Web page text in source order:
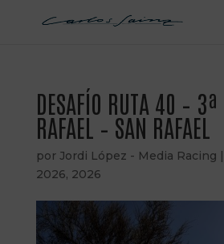
DESAFÍO RUTA 40 – 3ª
RAFAEL – SAN RAFAEL
por Jordi López - Media Racing |
2026, 2026